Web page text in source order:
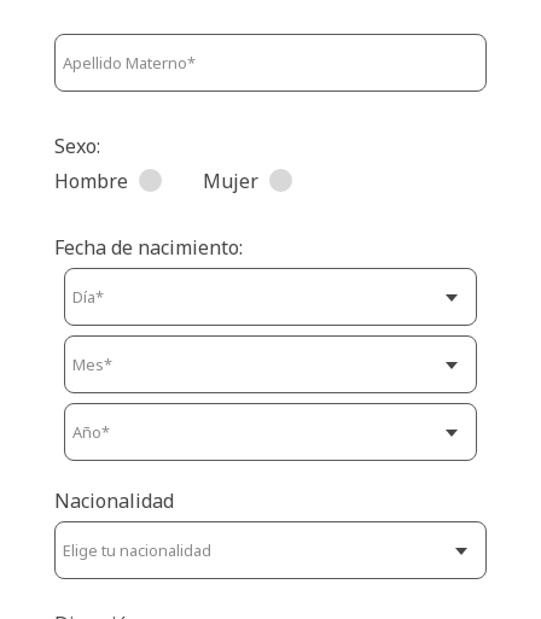
Sexo:
Hombre
Mujer
Fecha de nacimiento:
Nacionalidad